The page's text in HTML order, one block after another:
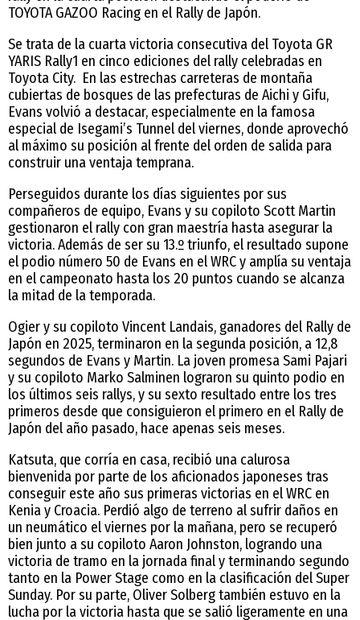
TOYOTA GAZOO Racing en el Rally de Japón.
Se trata de la cuarta victoria consecutiva del Toyota GR
YARIS Rally1 en cinco ediciones del rally celebradas en
Toyota City. En las estrechas carreteras de montaña
cubiertas de bosques de las prefecturas de Aichi y Gifu,
Evans volvió a destacar, especialmente en la famosa
especial de Isegami’s Tunnel del viernes, donde aprovechó
al máximo su posición al frente del orden de salida para
construir una ventaja temprana.
Perseguidos durante los días siguientes por sus
compañeros de equipo, Evans y su copiloto Scott Martin
gestionaron el rally con gran maestría hasta asegurar la
victoria. Además de ser su 13.º triunfo, el resultado supone
el podio número 50 de Evans en el WRC y amplía su ventaja
en el campeonato hasta los 20 puntos cuando se alcanza
la mitad de la temporada.
Ogier y su copiloto Vincent Landais, ganadores del Rally de
Japón en 2025, terminaron en la segunda posición, a 12,8
segundos de Evans y Martin. La joven promesa Sami Pajari
y su copiloto Marko Salminen lograron su quinto podio en
los últimos seis rallys, y su sexto resultado entre los tres
primeros desde que consiguieron el primero en el Rally de
Japón del año pasado, hace apenas seis meses.
Katsuta, que corría en casa, recibió una calurosa
bienvenida por parte de los aficionados japoneses tras
conseguir este año sus primeras victorias en el WRC en
Kenia y Croacia. Perdió algo de terreno al sufrir daños en
un neumático el viernes por la mañana, pero se recuperó
bien junto a su copiloto Aaron Johnston, logrando una
victoria de tramo en la jornada final y terminando segundo
tanto en la Power Stage como en la clasificación del Super
Sunday. Por su parte, Oliver Solberg también estuvo en la
lucha por la victoria hasta que se salió ligeramente en una